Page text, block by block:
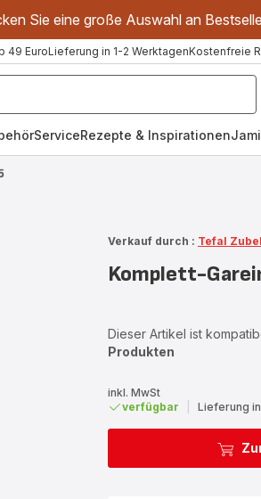
Sie eine große Auswahl an
49 EuroLieferung in 1-2 WerktagenKostenfreie
ServiceRezepte & Inspirationen
Verkauf durch : Tefal
Komplett-
Dieser Artikel ist
Produkten
inkl. MwSt
verfügbar
Lieferung